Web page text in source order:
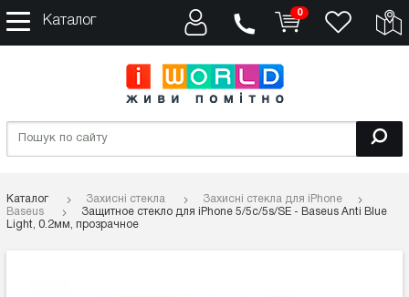
Каталог
0
Каталог Захисні стекла
Захисні стекла для iPhone
Baseus
Защитное стекло для iPhone 5/5c/5s/SE - Baseus Anti Blue
Light, 0.2мм, прозрачное